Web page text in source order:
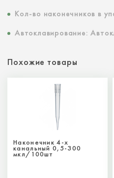
Кол-во наконечников в
Автоклавирование:
Похожие товары
Наконечник 4-х
канальный 0,5-300
мкл/100шт